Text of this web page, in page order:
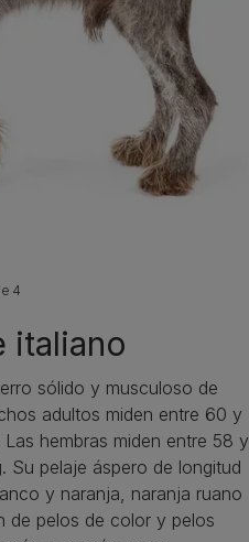
italiano
sólido y musculoso de
adultos miden entre 60 y
hembras miden entre 58 y
pelaje áspero de longitud
y naranja, naranja ruano
de pelos de color y pelos
4